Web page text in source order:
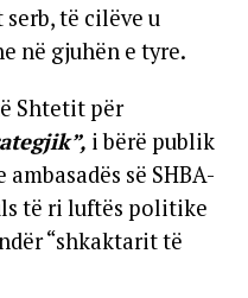
të cilëve u
në gjuhën e tyre.
Shtetit për
i bërë publik
së SHBA-
të ri luftës politike
“shkaktarit të